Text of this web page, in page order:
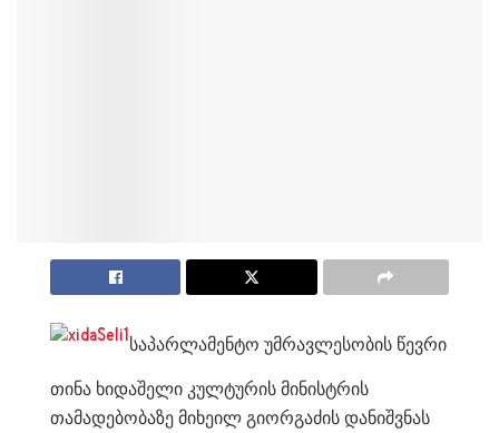
საპარლამენტო უმრავლესობის წევრი
თინა ხიდაშელი კულტურის მინისტრის
თამადებობაზე მიხეილ გიორგაძის დანიშვნას